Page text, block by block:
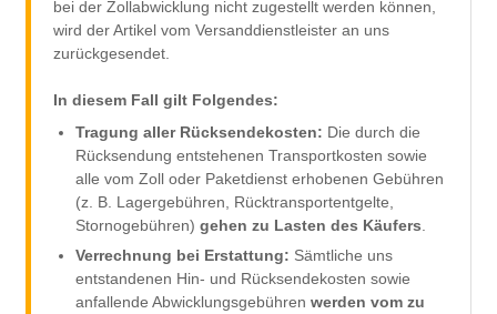
bei der Zollabwicklung nicht zugestellt werden können,
wird der Artikel vom Versanddienstleister an uns
zurückgesendet.
In diesem Fall gilt Folgendes:
Tragung aller Rücksendekosten: Die durch die
Rücksendung entstehenen Transportkosten sowie
alle vom Zoll oder Paketdienst erhobenen Gebühren
(z. B. Lagergebühren, Rücktransportentgelte,
Stornogebühren) gehen zu Lasten des Käufers
Verrechnung bei Erstattung: Sämtliche uns
entstandenen Hin- und Rücksendekosten sowie
anfallende Abwicklungsgebühren werden vom zu